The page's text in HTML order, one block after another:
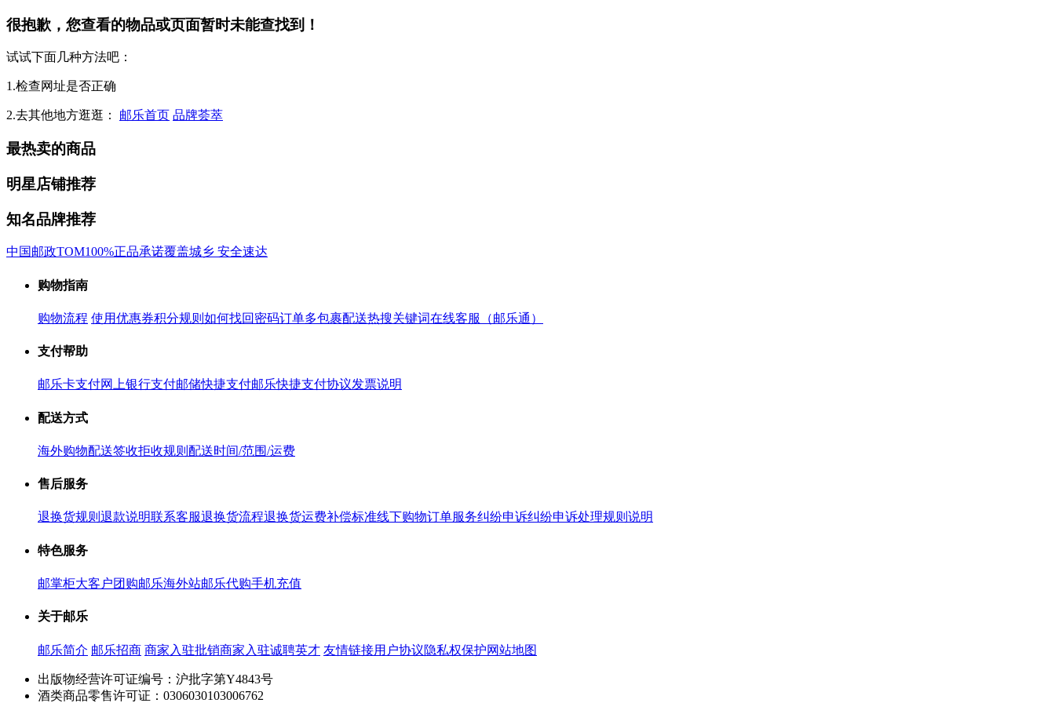
很抱歉，您查看的物品或页面暂时未能查找到！
试试下面几种方法吧：
1.检查网址是否正确
2.去其他地方逛逛： 邮乐首页 品牌荟萃
最热卖的商品
明星店铺推荐
知名品牌推荐
中国邮政TOM100%正品承诺覆盖城乡 安全速达
购物指南
购物流程 使用优惠券积分规则 如何找回密码订单多包裹配送热搜关键词在线客服（邮乐通）
支付帮助
邮乐卡支付网上银行支付邮储快捷支付邮乐快捷支付协议发票说明
配送方式
海外购物配送签收拒收规则 配送时间/范围/运费
售后服务
退换货规则 退款说明联系客服退换货流程退换货运费补偿标准线下购物订单服务纠纷申诉纠纷申诉处理规则说明
特色服务
邮掌柜大客户团购邮乐海外站邮乐代购手机充值
关于邮乐
邮乐简介 邮乐招商 商家入驻批销商家入驻诚聘英才 友情链接用户协议隐私权保护网站地图
出版物经营许可证编号：沪批字第Y4843号
酒类商品零售许可证：0306030103006762